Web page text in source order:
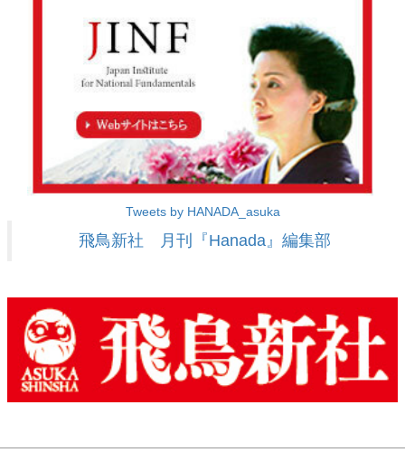
Tweets by HANADA_asuka
飛鳥新社 月刊『Hanada』編集部